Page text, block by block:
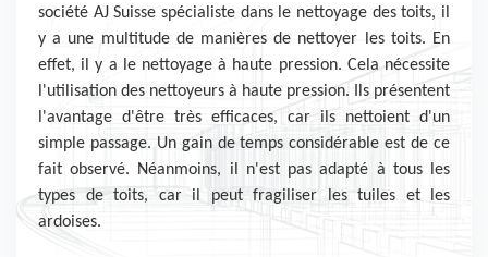
société AJ Suisse spécialiste dans le nettoyage des toits, il
y a une multitude de manières de nettoyer les toits. En
effet, il y a le nettoyage à haute pression. Cela nécessite
l'utilisation des nettoyeurs à haute pression. Ils présentent
l'avantage d'être très efficaces, car ils nettoient d'un
simple passage. Un gain de temps considérable est de ce
fait observé. Néanmoins, il n'est pas adapté à tous les
types de toits, car il peut fragiliser les tuiles et les
ardoises.